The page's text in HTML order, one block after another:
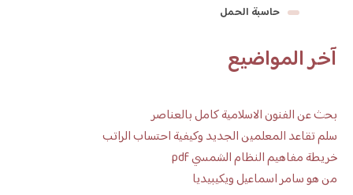
حاسبة الحمل
آخر المواضيع
بحث عن الفنون الاسلامية كامل بالعناصر
سلم تقاعد المعلمين الجديد وكيفية احتساب الراتب
خريطة مفاهيم النظام الشمسي pdf
من هو سامر اسماعيل ويكيبيديا